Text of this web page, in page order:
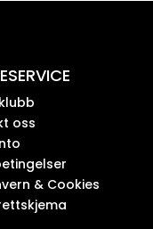
oss
& Cookies